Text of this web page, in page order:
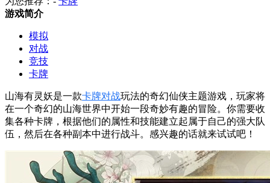
游戏简介
模拟
对战
竞技
卡牌
山海有灵妖是一款卡牌对战玩法的奇幻仙侠主题游戏，玩家将
在一个奇幻的山海世界中开始一段奇妙有趣的冒险。你需要收
集各种卡牌，根据他们的属性和技能建立起属于自己的强大队
伍，然后在各种副本中进行战斗。感兴趣的话就来试试吧！